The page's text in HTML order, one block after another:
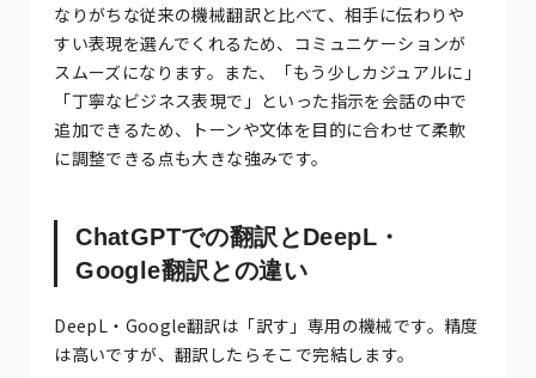
なりがちな従来の機械翻訳と比べて、相手に伝わりや
すい表現を選んでくれるため、コミュニケーションが
スムーズになります。また、「もう少しカジュアルに」
「丁寧なビジネス表現で」といった指示を会話の中で
追加できるため、トーンや文体を目的に合わせて柔軟
に調整できる点も大きな強みです。
ChatGPTでの翻訳とDeepL・
Google翻訳との違い
DeepL・Google翻訳は「訳す」専用の機械です。精度
は高いですが、翻訳したらそこで完結します。